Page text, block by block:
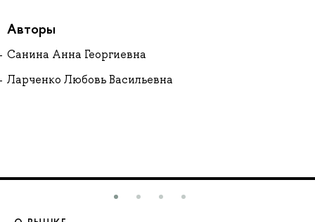
Авторы
Санина Анна Георгиевна
Ларченко Любовь Васильевна